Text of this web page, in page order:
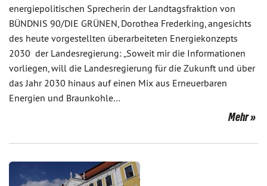
energiepolitischen Sprecherin der Landtagsfraktion von
BÜNDNIS 90/DIE GRÜNEN, Dorothea Frederking, angesichts
des heute vorgestellten überarbeiteten Energiekonzepts
2030 der Landesregierung: „Soweit mir die Informationen
vorliegen, will die Landesregierung für die Zukunft und über
das Jahr 2030 hinaus auf einen Mix aus Erneuerbaren
Energien und Braunkohle…
Mehr